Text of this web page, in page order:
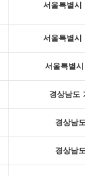
서울특별시
서울특별시
서울특별
경상남도
경상남
경상남